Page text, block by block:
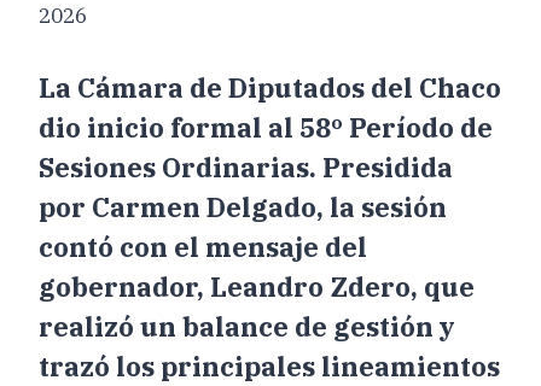
2026
La Cámara de Diputados del Chaco
dio inicio formal al 58º Período de
Sesiones Ordinarias. Presidida
por Carmen Delgado, la sesión
contó con el mensaje del
gobernador, Leandro Zdero, que
realizó un balance de gestión y
trazó los principales lineamientos